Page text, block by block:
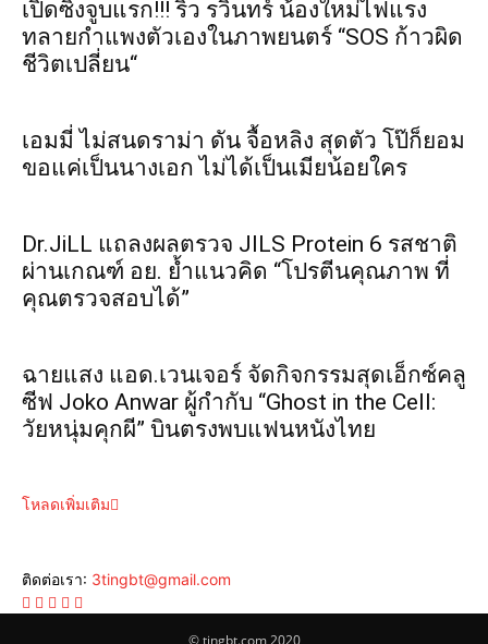
เปิดซิงจูบแรก!!! ริว รวินทร์ น้องใหม่ไฟแรง
ทลายกำแพงตัวเองในภาพยนตร์ “SOS ก้าวผิด
ชีวิตเปลี่ยน“
เอมมี่ ไม่สนดราม่า ดัน จื้อหลิง สุดตัว โป๊ก็ยอม
ขอแค่เป็นนางเอก ไม่ได้เป็นเมียน้อยใคร
Dr.JiLL แถลงผลตรวจ JILS Protein 6 รสชาติ
ผ่านเกณฑ์ อย. ย้ำแนวคิด “โปรตีนคุณภาพ ที่
คุณตรวจสอบได้”
ฉายแสง แอด.เวนเจอร์ จัดกิจกรรมสุดเอ็กซ์คลู
ซีฟ Joko Anwar ผู้กำกับ “Ghost in the Cell:
วัยหนุ่มคุกผี” บินตรงพบแฟนหนังไทย
โหลดเพิ่มเติม
ติดต่อเรา: 3tingbt@gmail.com
© tingbt.com 2020